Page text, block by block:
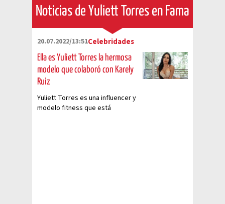
Noticias de Yuliett Torres en Fama
20.07.2022/13:51Celebridades
Ella es Yuliett Torres la hermosa
modelo que colaboró con Karely
Ruiz
Yuliett Torres es una influencer y
modelo fitness que está